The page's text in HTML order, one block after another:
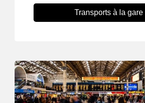
Transports à la gare